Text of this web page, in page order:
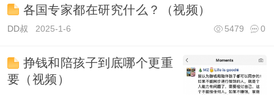
各国专家都在研究什么？（视频）
DD叔 2025-1-6 0
5479
挣钱和陪孩子到底哪个更重
要（视频）